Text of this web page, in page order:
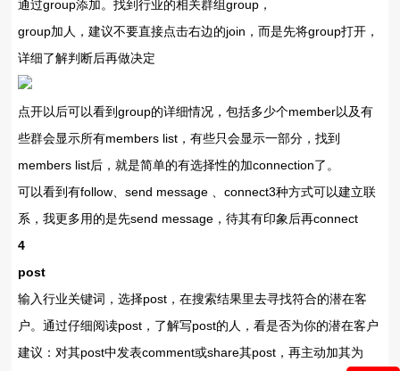
通过group添加。找到行业的相关群组group，
group加人，建议不要直接点击右边的join，而是先将group打开，
详细了解判断后再做决定
点开以后可以看到group的详细情况，包括多少个member以及有
些群会显示所有members list，有些只会显示一部分，找到
members list后，就是简单的有选择性的加connection了。
可以看到有follow、send message 、connect3种方式可以建立联
系，我更多用的是先send message，待其有印象后再connect
4
post
输入行业关键词，选择post，在搜索结果里去寻找符合的潜在客
户。通过仔细阅读post，了解写post的人，看是否为你的潜在客户
建议：对其post中发表comment或share其post，再主动加其为